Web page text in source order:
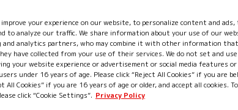
よう！
プロモーション
improve your experience on our website, to personalize content and ads,
to analyze our traffic. We share information about your use of our
and analytics partners, who may combine it with other information that
have collected from your use of their services. We do not set and
your website experience or advertisement or social media features or
under 16 years of age. Please click “Reject All Cookies” if you are
All Cookies” if you are 16 years of age or older, and accept all cookies.
click “Cookie Settings”. Privacy Policy